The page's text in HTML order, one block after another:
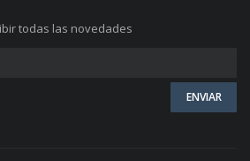
todas las novedades